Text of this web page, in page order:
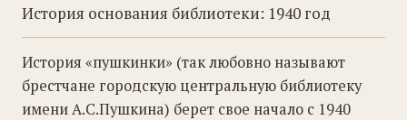
История основания библиотеки: 1940 год
История «пушкинки» (так любовно называют
брестчане городскую центральную библиотеку
имени А.С.Пушкина) берет свое начало с 1940